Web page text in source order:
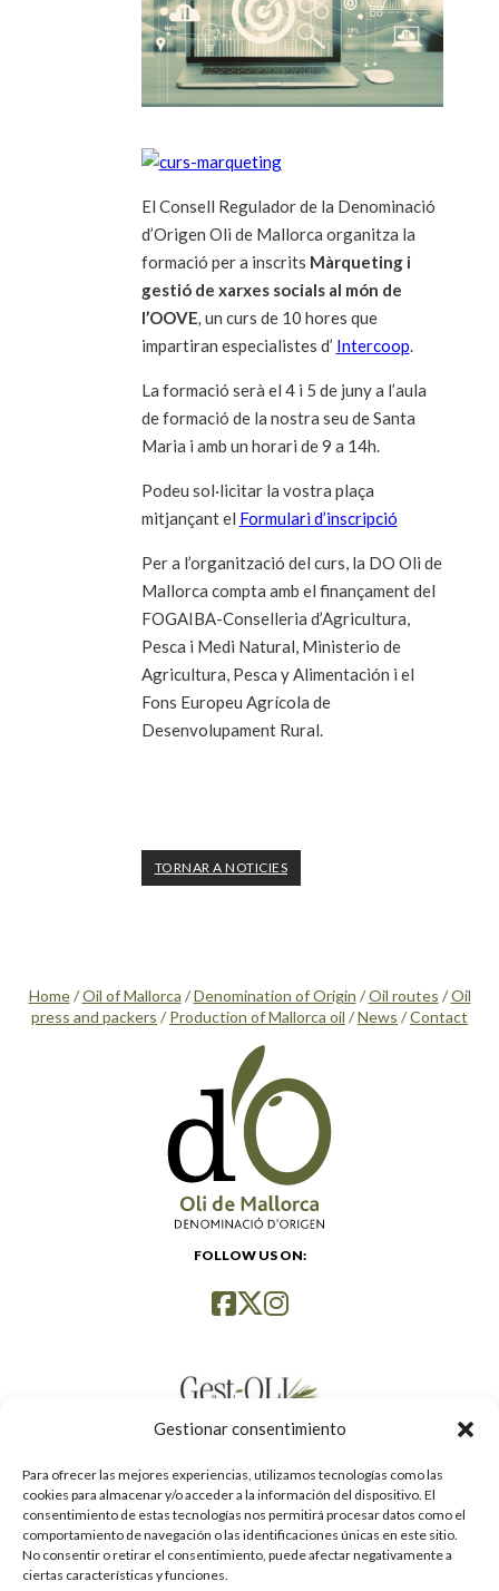
Gestionar consentimiento
Para ofrecer las mejores experiencias, utilizamos tecnologías como las
cookies para almacenar y/o acceder a la información del dispositivo. El
consentimiento de estas tecnologías nos permitirá procesar datos como el
comportamiento de navegación o las identificaciones únicas en este sitio.
No consentir o retirar el consentimiento, puede afectar negativamente a
ciertas características y funciones.
El Consell Regulador de la Denominació
d’Origen Oli de Mallorca organitza la
formació per a inscrits Màrqueting i
gestió de xarxes socials al món de
l’OOVE, un curs de 10 hores que
impartiran especialistes d’ Intercoop.
La formació serà el 4 i 5 de juny a l’aula
de formació de la nostra seu de Santa
Maria i amb un horari de 9 a 14h.
Podeu sol·licitar la vostra plaça
mitjançant el Formulari d’inscripció
Per a l’organització del curs, la DO Oli de
Mallorca compta amb el finançament del
FOGAIBA-Conselleria d’Agricultura,
Pesca i Medi Natural, Ministerio de
Agricultura, Pesca y Alimentación i el
Fons Europeu Agrícola de
Desenvolupament Rural.
TORNAR A NOTICIES
Home/Oil of Mallorca /Denomination of Origin /Oil routes /Oil
press and packers / Production of Mallorca oil /News /Contact
FOLLOW US ON: